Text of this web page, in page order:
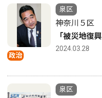
政治
泉区
神奈川５区
「被災地復
2024.03.28
泉区